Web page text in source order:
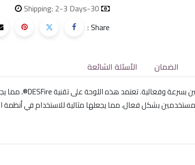
30-day money-back
Shipping: 2-3 Days
Share :
الضمان الأسئلة الشائعة